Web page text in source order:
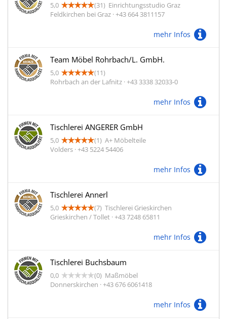
5,0 (31) Einrichtungsstudio Graz
Feldkirchen bei Graz · +43 664 3811157
mehr Infos
Team Möbel Rohrbach/L. GmbH.
5,0
(11)
Rohrbach an der Lafnitz · +43 3338 32033-0
mehr Infos
Tischlerei ANGERER GmbH
5,0 (1) A+ Möbelteile
Volders · +43 5224 54406
mehr Infos
Tischlerei Annerl
5,0 (7) Tischlerei Grieskirchen
Grieskirchen / Tollet · +43 7248 65811
mehr Infos
Tischlerei Buchsbaum
0,0 (0) Maßmöbel
Donnerskirchen · +43 676 6061418
mehr Infos